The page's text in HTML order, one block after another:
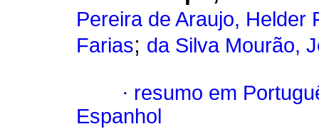
Pereira de Araujo, Helder
Farias; da Silva Mourão,
· resumo em
Espanhol